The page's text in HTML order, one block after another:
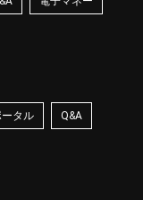
タル Q&A